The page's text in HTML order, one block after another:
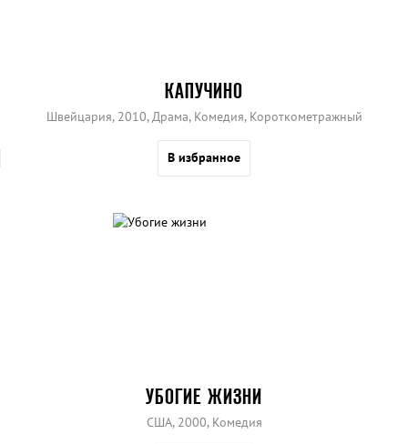
КАПУЧИНО
Швейцария, 2010, Драма, Комедия, Короткометражный
В избранное
УБОГИЕ ЖИЗНИ
США, 2000, Комедия